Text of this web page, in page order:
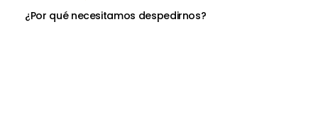
¿Por qué necesitamos despedirnos?